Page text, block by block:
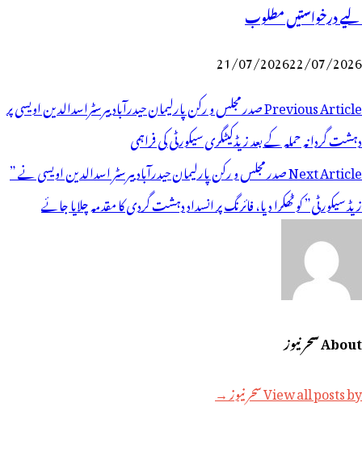
لیے درخواستیں مطلوب
21/07/202622/07/2026
پوسٹوں
کی
نیویگیشن
Previous Articleصدر مجلس و رکن پارلیمان حیدرآباد بیرسٹراسدالدین اویسی پر
دہشت گردانہ حملہ کے بعد زیڈکیٹگری سیکورٹی کی فراہمی
Next Articleصدر مجلس و رکن پارلیمان حیدرآباد بیرسٹر اسدالدین اویسی نے ”
زیڈ سیکورٹی” کو ٹھکرا دیا، فائرنگ پر انسداد دہشت گردی کا مقدمہ چلایا جائے
About سحر نیوز
View all posts by سحر نیوز →